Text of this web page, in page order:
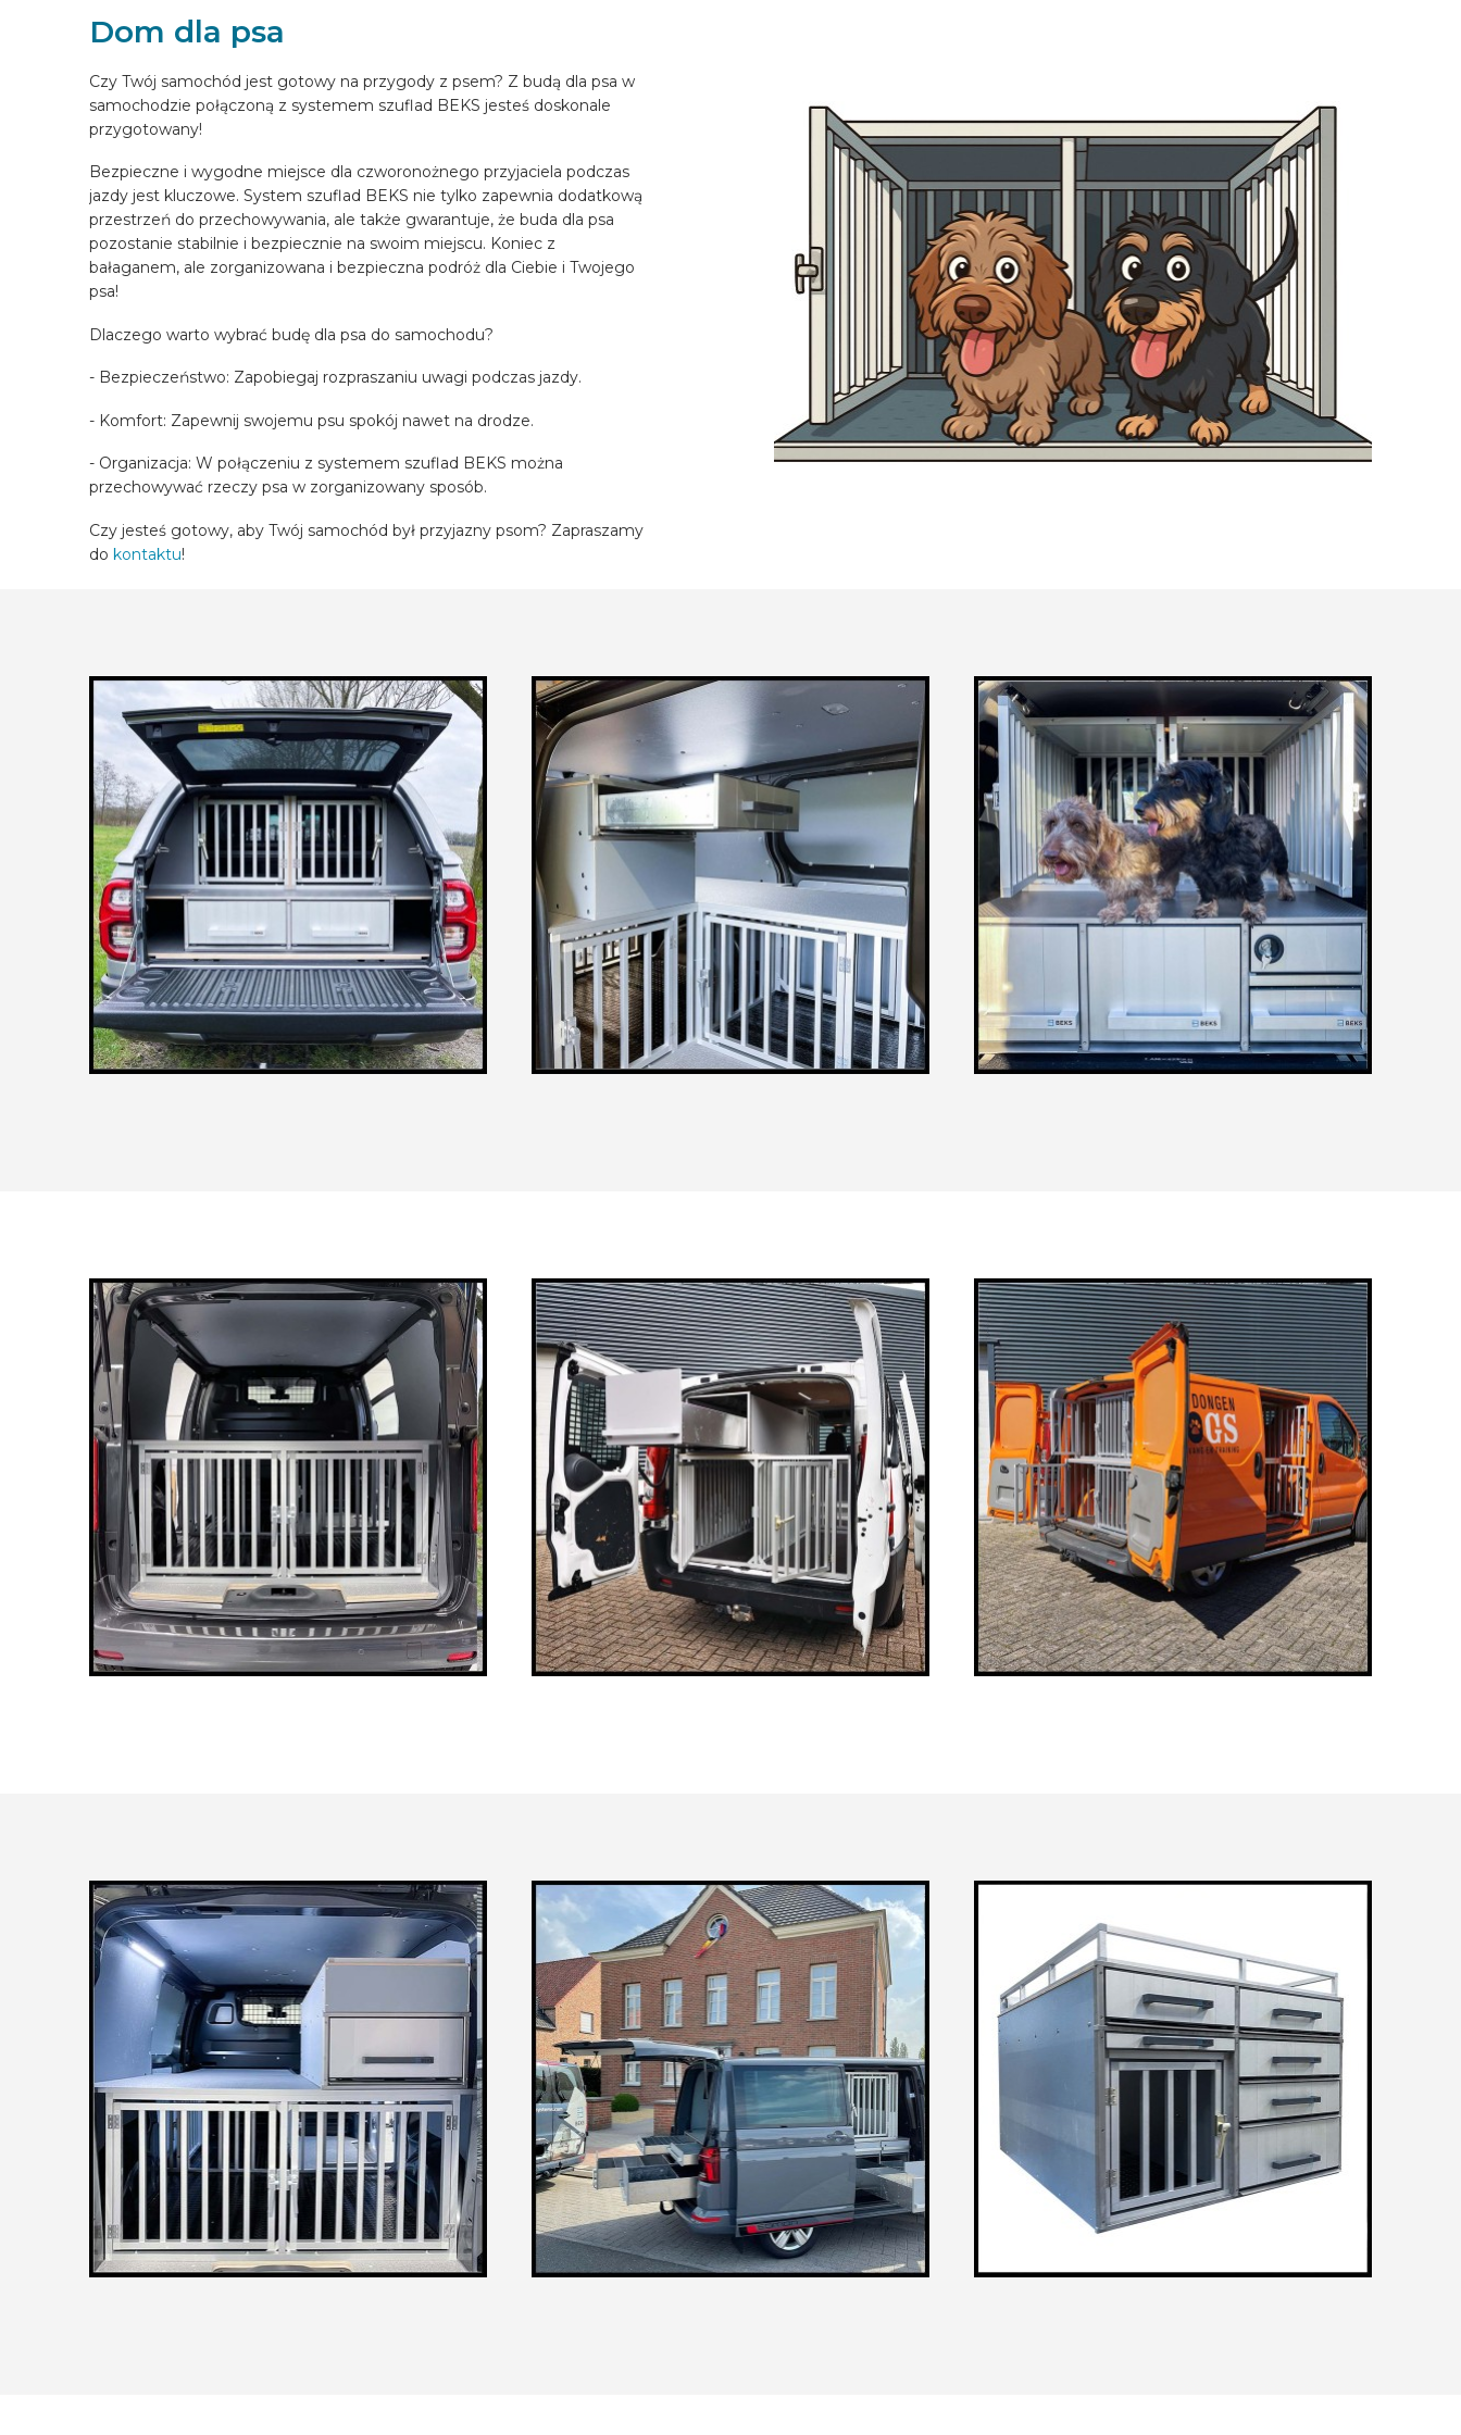
SKONFIGUROWAĆ ONLINE
PL
Dom dla psa
Czy Twój samochód jest gotowy na przygody z psem? Z budą dla psa w
samochodzie połączoną z systemem szuflad BEKS jesteś doskonale
przygotowany!
Bezpieczne i wygodne miejsce dla czworonożnego przyjaciela podczas
jazdy jest kluczowe. System szuflad BEKS nie tylko zapewnia dodatkową
przestrzeń do przechowywania, ale także gwarantuje, że buda dla psa
pozostanie stabilnie i bezpiecznie na swoim miejscu. Koniec z
bałaganem, ale zorganizowana i bezpieczna podróż dla Ciebie i Twojego
psa!
Dlaczego warto wybrać budę dla psa do samochodu?
- Bezpieczeństwo: Zapobiegaj rozpraszaniu uwagi podczas jazdy.
- Komfort: Zapewnij swojemu psu spokój nawet na drodze.
- Organizacja: W połączeniu z systemem szuflad BEKS można
przechowywać rzeczy psa w zorganizowany sposób.
Czy jesteś gotowy, aby Twój samochód był przyjazny psom? Zapraszamy
do kontaktu!